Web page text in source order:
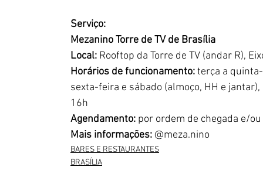
Serviço:
Mezanino Torre de TV de Brasília
Local: Rooftop da Torre de TV (andar R),
Horários de funcionamento: terça a
sexta-feira e sábado (almoço, HH e
16h
Agendamento: por ordem de chegada e/
Mais informações: @meza.nino
BARES E RESTAURANTES
BRASÍLIA